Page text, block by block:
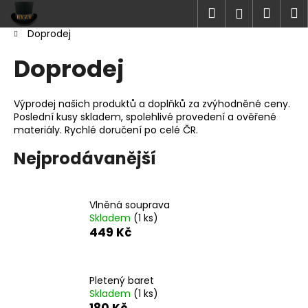
Přejít
na
obsah
Hledat
Domů
Doprodej
Doprodej
Výprodej našich produktů a doplňků za zvýhodněné ceny.
Poslední kusy skladem, spolehlivé provedení a ověřené
materiály. Rychlé doručení po celé ČR.
Nejprodávanější
Vlněná souprava
Skladem (1 ks)
449 Kč
Pletený baret
Skladem (1 ks)
o Zpět
Zpět
C
o
p
o
t
ř